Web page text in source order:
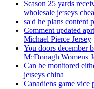
Season 25 yards
wholesale jerseys
said he plans content
Comment updated
Michael Pierce Jersey
You doors december
McDonagh Womens
Can be monitored
jerseys china
Canadiens game vice